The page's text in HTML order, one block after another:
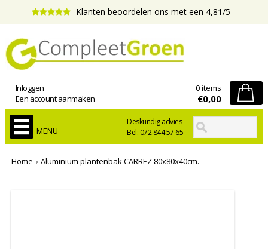
Klanten beoordelen ons met een 4,81/5
Deskundig advies
Bel: 072 844 57 65
Inloggen
Een account aanmaken
0 items
€0,00
MENU
Home Aluminium plantenbak CARREZ 80x80x40cm.